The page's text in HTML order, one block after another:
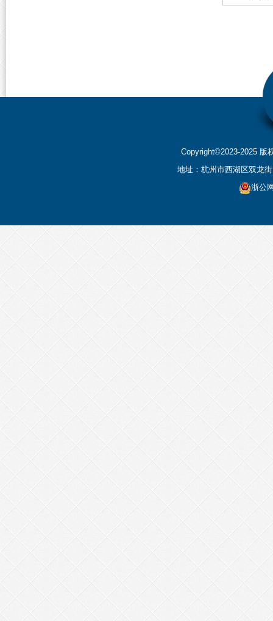
Copyright©2023-2025 版
地址：杭州市西湖区双龙
浙公